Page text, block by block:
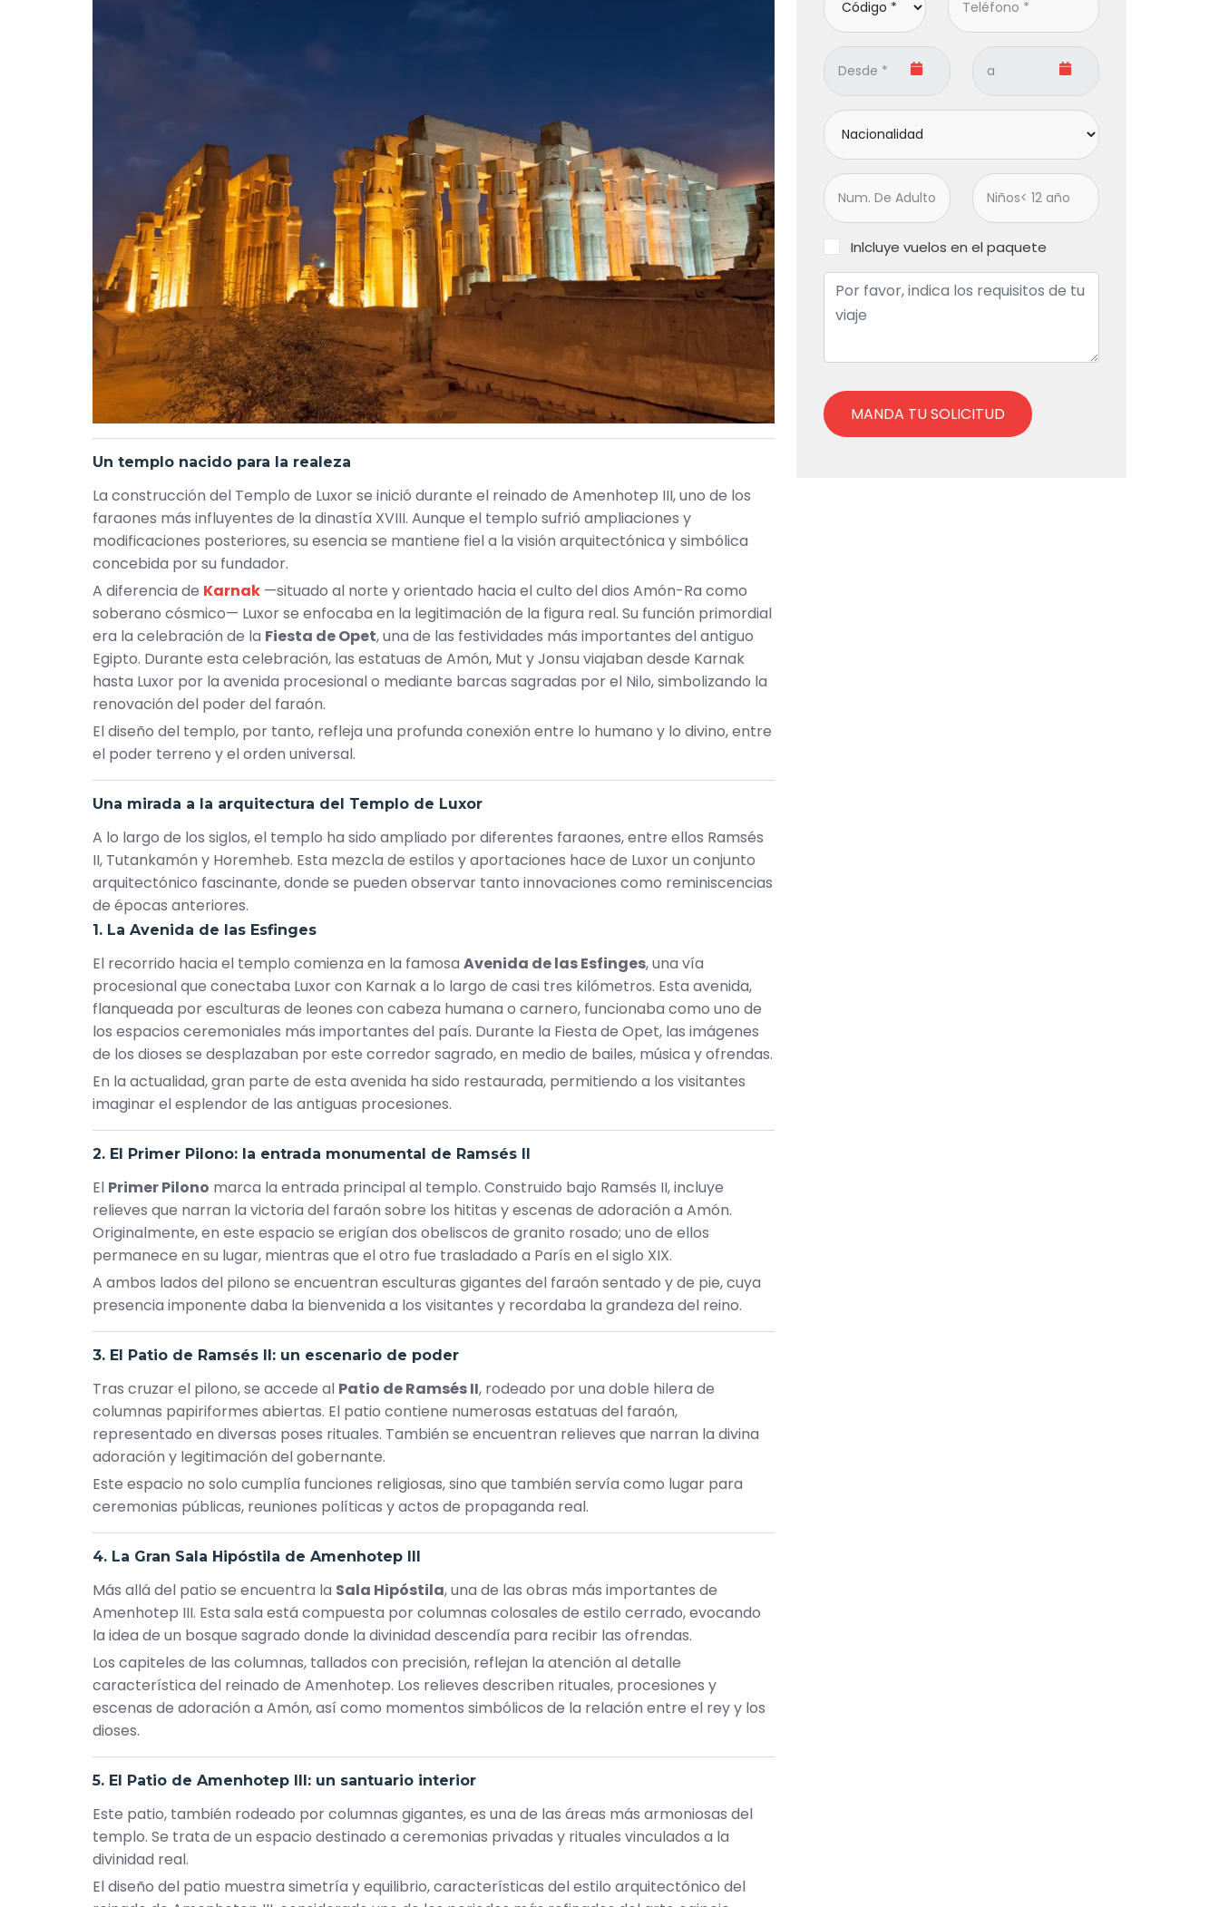
Un templo nacido para la realeza
La construcción del Templo de Luxor se inició durante el reinado de Amenhotep III, uno de los
faraones más influyentes de la dinastía XVIII. Aunque el templo sufrió ampliaciones y
modificaciones posteriores, su esencia se mantiene fiel a la visión arquitectónica y simbólica
concebida por su fundador.
A diferencia de Karnak —situado al norte y orientado hacia el culto del dios Amón-Ra como
soberano cósmico— Luxor se enfocaba en la legitimación de la figura real. Su función primordial
era la celebración de la Fiesta de Opet, una de las festividades más importantes del antiguo
Egipto. Durante esta celebración, las estatuas de Amón, Mut y Jonsu viajaban desde Karnak
hasta Luxor por la avenida procesional o mediante barcas sagradas por el Nilo, simbolizando la
renovación del poder del faraón.
El diseño del templo, por tanto, refleja una profunda conexión entre lo humano y lo divino, entre
el poder terreno y el orden universal.
Una mirada a la arquitectura del Templo de Luxor
A lo largo de los siglos, el templo ha sido ampliado por diferentes faraones, entre ellos Ramsés
II, Tutankamón y Horemheb. Esta mezcla de estilos y aportaciones hace de Luxor un conjunto
arquitectónico fascinante, donde se pueden observar tanto innovaciones como reminiscencias
de épocas anteriores.
1. La Avenida de las Esfinges
El recorrido hacia el templo comienza en la famosa Avenida de las Esfinges, una vía
procesional que conectaba Luxor con Karnak a lo largo de casi tres kilómetros. Esta avenida,
flanqueada por esculturas de leones con cabeza humana o carnero, funcionaba como uno de
los espacios ceremoniales más importantes del país. Durante la Fiesta de Opet, las imágenes
de los dioses se desplazaban por este corredor sagrado, en medio de bailes, música y ofrendas.
En la actualidad, gran parte de esta avenida ha sido restaurada, permitiendo a los visitantes
imaginar el esplendor de las antiguas procesiones.
2. El Primer Pilono: la entrada monumental de Ramsés II
El Primer Pilono marca la entrada principal al templo. Construido bajo Ramsés II, incluye
relieves que narran la victoria del faraón sobre los hititas y escenas de adoración a Amón.
Originalmente, en este espacio se erigían dos obeliscos de granito rosado; uno de ellos
permanece en su lugar, mientras que el otro fue trasladado a París en el siglo XIX.
A ambos lados del pilono se encuentran esculturas gigantes del faraón sentado y de pie, cuya
presencia imponente daba la bienvenida a los visitantes y recordaba la grandeza del reino.
3. El Patio de Ramsés II: un escenario de poder
Tras cruzar el pilono, se accede al Patio de Ramsés II, rodeado por una doble hilera de
columnas papiriformes abiertas. El patio contiene numerosas estatuas del faraón,
representado en diversas poses rituales. También se encuentran relieves que narran la divina
adoración y legitimación del gobernante.
Este espacio no solo cumplía funciones religiosas, sino que también servía como lugar para
ceremonias públicas, reuniones políticas y actos de propaganda real.
4. La Gran Sala Hipóstila de Amenhotep III
Más allá del patio se encuentra la Sala Hipóstila, una de las obras más importantes de
Amenhotep III. Esta sala está compuesta por columnas colosales de estilo cerrado, evocando
la idea de un bosque sagrado donde la divinidad descendía para recibir las ofrendas.
Los capiteles de las columnas, tallados con precisión, reflejan la atención al detalle
característica del reinado de Amenhotep. Los relieves describen rituales, procesiones y
escenas de adoración a Amón, así como momentos simbólicos de la relación entre el rey y los
dioses.
5. El Patio de Amenhotep III: un santuario interior
Este patio, también rodeado por columnas gigantes, es una de las áreas más armoniosas del
templo. Se trata de un espacio destinado a ceremonias privadas y rituales vinculados a la
divinidad real.
El diseño del patio muestra simetría y equilibrio, características del estilo arquitectónico del
Inlcluye vuelos en el paquete
MANDA TU SOLICITUD